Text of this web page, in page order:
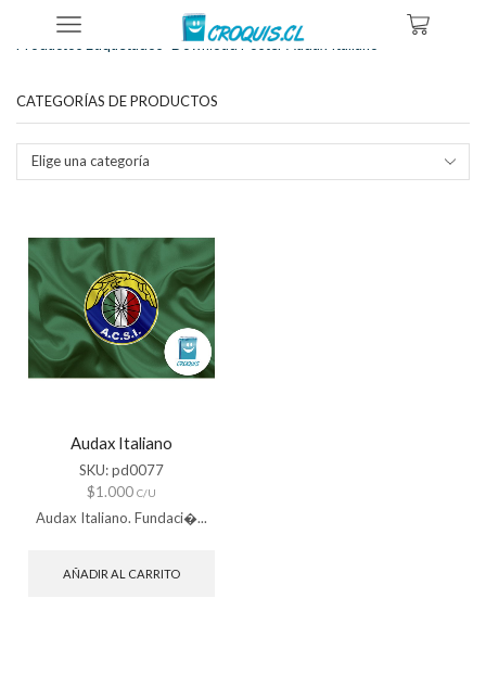
Tienda
Productos Etiquetados “download Poster Audax Italiano”
CATEGORÍAS DE PRODUCTOS
Elige una categoría
Audax Italiano
SKU:pd0077
$1.000 C/U
Audax Italiano. Fundaci�...
AÑADIR AL CARRITO